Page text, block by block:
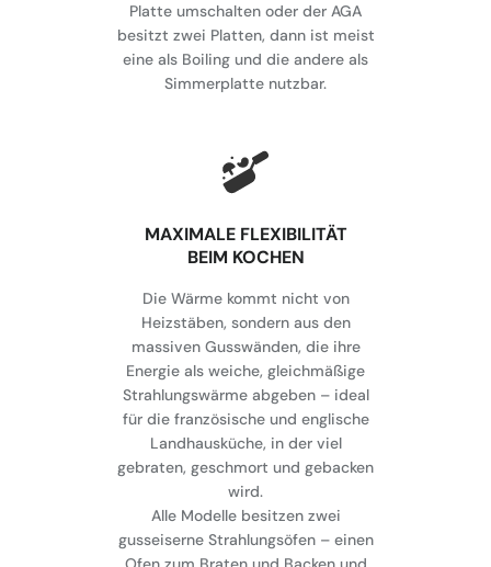
Platte umschalten oder der AGA
besitzt zwei Platten, dann ist meist
eine als Boiling und die andere als
Simmerplatte nutzbar.
MAXIMALE FLEXIBILITÄT
BEIM KOCHEN
Die Wärme kommt nicht von
Heizstäben, sondern aus den
massiven Gusswänden, die ihre
Energie als weiche, gleichmäßige
Strahlungswärme abgeben – ideal
für die französische und englische
Landhausküche, in der viel
gebraten, geschmort und gebacken
wird.
Alle Modelle besitzen zwei
gusseiserne Strahlungsöfen – einen